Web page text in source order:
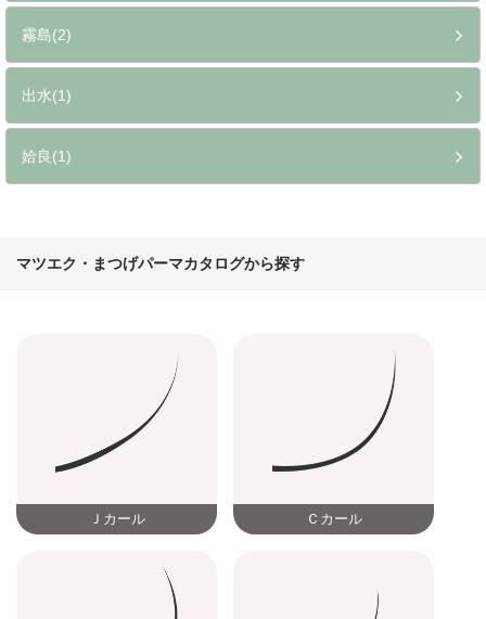
霧島(2)
出水(1)
姶良(1)
マツエク・まつげパーマカタログから探す
Ｊカール Ｃカール